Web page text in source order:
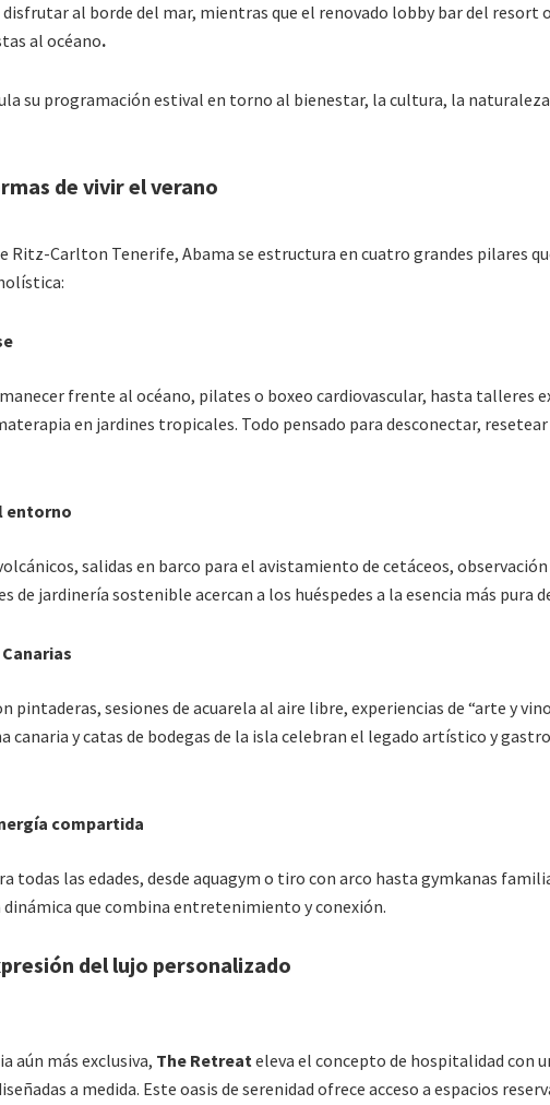
disfrutar al borde del mar, mientras que el renovado lobby bar del resort
al océano.
su programación estival en torno al bienestar, la cultura, la
de vivir el verano
Ritz-Carlton Tenerife, Abama se estructura en cuatro grandes pilares
frente al océano, pilates o boxeo cardiovascular, hasta talleres
en jardines tropicales. Todo pensado para desconectar,
entorno
salidas en barco para el avistamiento de cetáceos,
jardinería sostenible acercan a los huéspedes a la esencia más pura
pintaderas, sesiones de acuarela al aire libre, experiencias de “arte y
canaria y catas de bodegas de la isla celebran el legado artístico y
compartida
todas las edades, desde aquagym o tiro con arco hasta gymkanas
que combina entretenimiento y conexión.
del lujo personalizado
aún más exclusiva, The Retreateleva el concepto de hospitalidad con
a medida. Este oasis de serenidad ofrece acceso a espacios